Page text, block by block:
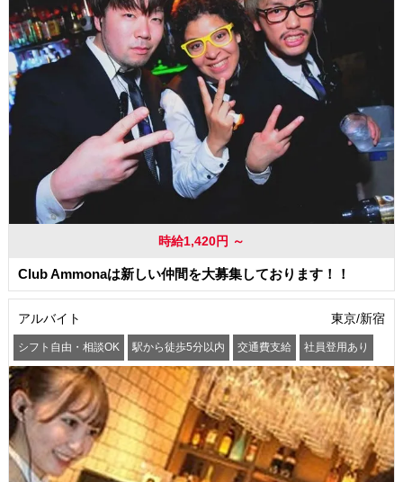
時給1,420円 ～
Club Ammonaは新しい仲間を大募集しております！！
アルバイト 東京/新宿
シフト自由・相談OK 駅から徒歩5分以内 交通費支給 社員登用あり